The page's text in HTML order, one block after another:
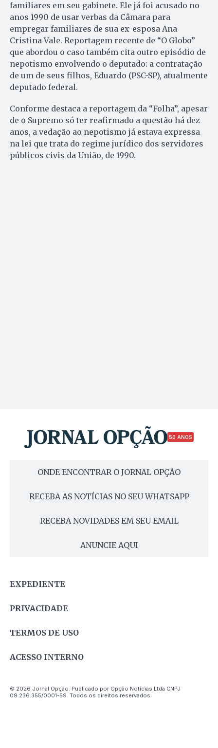
familiares em seu gabinete. Ele já foi acusado no
anos 1990 de usar verbas da Câmara para
empregar familiares de sua ex-esposa Ana
Cristina Vale. Reportagem recente de “O Globo”
que abordou o caso também cita outro episódio de
nepotismo envolvendo o deputado: a contratação
de um de seus filhos, Eduardo (PSC-SP), atualmente
deputado federal.
Conforme destaca a reportagem da “Folha”, apesar
de o Supremo só ter reafirmado a questão há dez
anos, a vedação ao nepotismo já estava expressa
na lei que trata do regime jurídico dos servidores
públicos civis da União, de 1990.
50 ANOS
ONDE ENCONTRAR O JORNAL OPÇÃO
RECEBA AS NOTÍCIAS NO SEU WHATSAPP
RECEBA NOVIDADES EM SEU EMAIL
ANUNCIE AQUI
EXPEDIENTE
PRIVACIDADE
TERMOS DE USO
ACESSO INTERNO
© 2026 Jornal Opção. Publicado por Opção Notícias Ltda CNPJ
09.236.355/0001-59. Todos os direitos reservados.